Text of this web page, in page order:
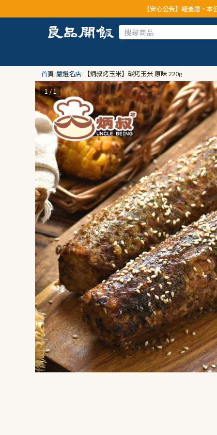
【安心公告】經查證，本公司全品項與上游供應商
首頁/嚴選名店/ 【炳叔烤玉米】碳烤玉米 原味 220g
1 / 1